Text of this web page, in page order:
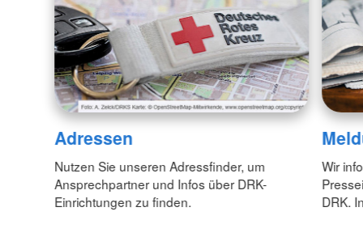
Adressen
Nutzen Sie unseren Adressfinder, um
Ansprechpartner und Infos über DRK-
Einrichtungen zu finden.
Wir
DRK.